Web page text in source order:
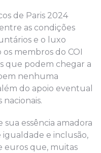
de Paris 2024
as condições
e o luxo
membros do COI
que podem chegar a
nenhuma
do apoio eventual
sua essência amadora
igualdade e inclusão,
euros que, muitas